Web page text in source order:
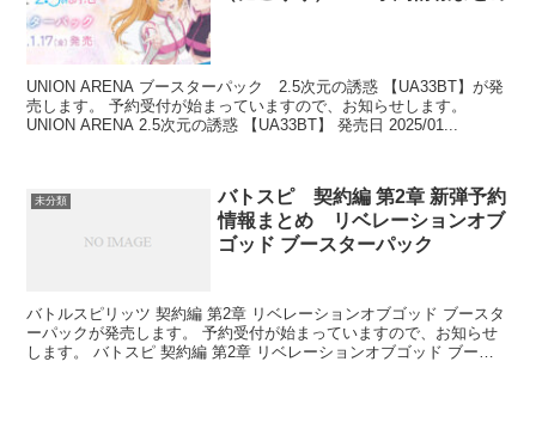
UNION ARENA ブースターパック 2.5次元の誘惑 【UA33BT】が発
売します。 予約受付が始まっていますので、お知らせします。
UNION ARENA 2.5次元の誘惑 【UA33BT】 発売日 2025/01...
未分類
バトスピ 契約編 第2章 新弾予約
情報まとめ リベレーションオブ
ゴッド ブースターパック
バトルスピリッツ 契約編 第2章 リベレーションオブゴッド ブースタ
ーパックが発売します。 予約受付が始まっていますので、お知らせ
します。 バトスピ 契約編 第2章 リベレーションオブゴッド ブース